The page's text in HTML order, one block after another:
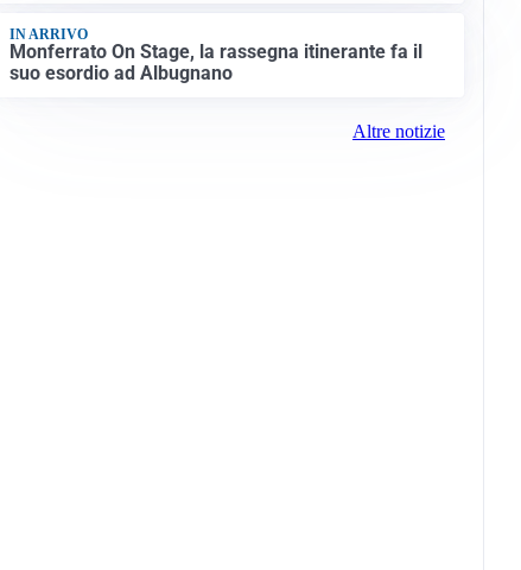
IN ARRIVO
Monferrato On Stage, la rassegna itinerante fa il
suo esordio ad Albugnano
Altre notizie